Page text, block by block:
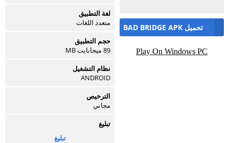
تحميل BAD BRIDGE APK
Play On Windows PC
لغة التطبيق
متعدد اللغات
حجم التطبيق
89 ميجابايت MB
نظام التشغيل
ANDROID
الترخيص
مجاني
تبليغ
تبليغ